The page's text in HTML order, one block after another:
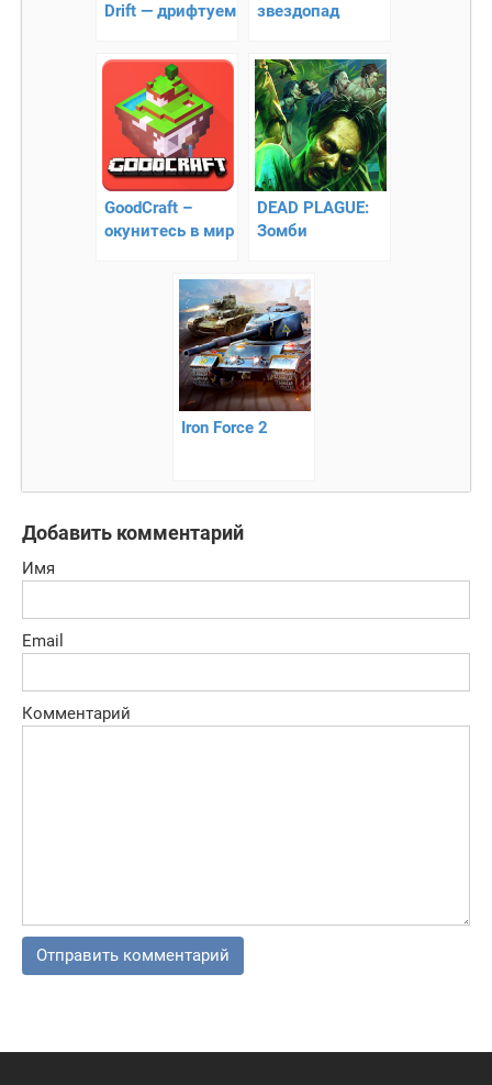
Drift — дрифтуем
автомобилях
звездопад
GoodCraft –
окунитесь в мир
DEAD PLAGUE:
Зомби
Iron Force 2
Добавить комментарий
Имя
Email
Комментарий